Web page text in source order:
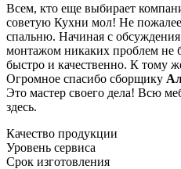
Всем, кто еще выбирает
советую Кухни мол! Не
спальню. Начиная с обсуждения
монтажом никаких проблем не
быстро и качественно. К тому
Огромное спасибо сборщику
Это мастер своего дела! Всю
здесь.
Качество продукции
Уровень сервиса
Срок изготовления